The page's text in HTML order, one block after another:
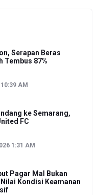
Serapan Beras
Tembus 87%
AM
ke Semarang,
FC
1:31 AM
Pagar Mal Bukan
Kondisi Keamanan